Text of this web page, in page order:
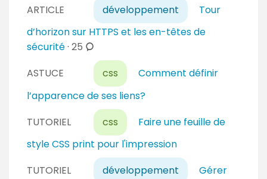
r
e
s
a
i
r
e
s
m
m
t
i
r
s
ARTICLE développement
Tour
d’horizon sur HTTPS et les en-têtes de
sécurité· 25 c
m
a
ASTUCE css
Comment définir
l’apparence de ses liens?
TUTORIEL
css
Faire une feuille de
style CSS print pour l'impression
TUTORIEL
développement Gérer